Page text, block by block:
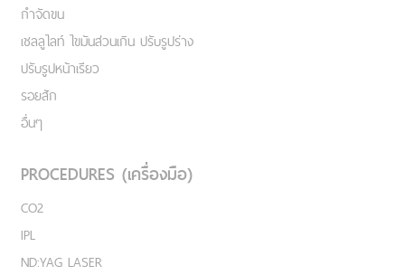
กำจัดขน
เชลลูไลท์ ไขมันส่วนเกิน ปรับรูปร่าง
ปรับรูปหน้าเรียว
รอยสัก
อื่นๆ
PROCEDURES (เครื่องมือ)
CO2
IPL
ND:YAG LASER